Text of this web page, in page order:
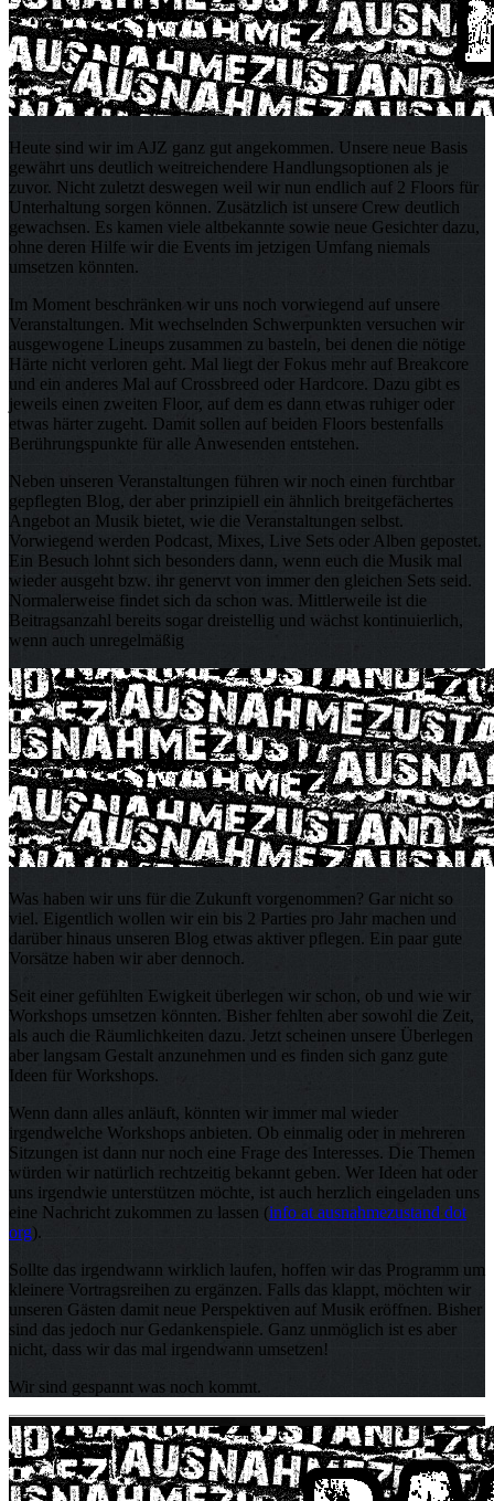
Heute sind wir im AJZ ganz gut angekommen. Unsere neue Basis
gewährt uns deutlich weitreichendere Handlungsoptionen als je
zuvor. Nicht zuletzt deswegen weil wir nun endlich auf 2 Floors für
Unterhaltung sorgen können. Zusätzlich ist unsere Crew deutlich
gewachsen. Es kamen viele altbekannte sowie neue Gesichter dazu,
ohne deren Hilfe wir die Events im jetzigen Umfang niemals
umsetzen könnten.
Im Moment beschränken wir uns noch vorwiegend auf unsere
Veranstaltungen. Mit wechselnden Schwerpunkten versuchen wir
ausgewogene Lineups zusammen zu basteln, bei denen die nötige
Härte nicht verloren geht. Mal liegt der Fokus mehr auf Breakcore
und ein anderes Mal auf Crossbreed oder Hardcore. Dazu gibt es
jeweils einen zweiten Floor, auf dem es dann etwas ruhiger oder
etwas härter zugeht. Damit sollen auf beiden Floors bestenfalls
Berührungspunkte für alle Anwesenden entstehen.
Neben unseren Veranstaltungen führen wir noch einen furchtbar
gepflegten Blog, der aber prinzipiell ein ähnlich breitgefächertes
Angebot an Musik bietet, wie die Veranstaltungen selbst.
Vorwiegend werden Podcast, Mixes, Live Sets oder Alben gepostet.
Ein Besuch lohnt sich besonders dann, wenn euch die Musik mal
wieder ausgeht bzw. ihr genervt von immer den gleichen Sets seid.
Normalerweise findet sich da schon was. Mittlerweile ist die
Beitragsanzahl bereits sogar dreistellig und wächst kontinuierlich,
wenn auch unregelmäßig
Was haben wir uns für die Zukunft vorgenommen? Gar nicht so
viel. Eigentlich wollen wir ein bis 2 Parties pro Jahr machen und
darüber hinaus unseren Blog etwas aktiver pflegen. Ein paar gute
Vorsätze haben wir aber dennoch.
Seit einer gefühlten Ewigkeit überlegen wir schon, ob und wie wir
Workshops umsetzen könnten. Bisher fehlten aber sowohl die Zeit,
als auch die Räumlichkeiten dazu. Jetzt scheinen unsere Überlegen
aber langsam Gestalt anzunehmen und es finden sich ganz gute
Ideen für Workshops.
Wenn dann alles anläuft, könnten wir immer mal wieder
irgendwelche Workshops anbieten. Ob einmalig oder in mehreren
Sitzungen ist dann nur noch eine Frage des Interesses. Die Themen
würden wir natürlich rechtzeitig bekannt geben. Wer Ideen hat oder
uns irgendwie unterstützen möchte, ist auch herzlich eingeladen uns
eine Nachricht zukommen zu lassen (info at ausnahmezustand dot
org).
Sollte das irgendwann wirklich laufen, hoffen wir das Programm um
kleinere Vortragsreihen zu ergänzen. Falls das klappt, möchten wir
unseren Gästen damit neue Perspektiven auf Musik eröffnen. Bisher
sind das jedoch nur Gedankenspiele. Ganz unmöglich ist es aber
nicht, dass wir das mal irgendwann umsetzen!
Wir sind gespannt was noch kommt.